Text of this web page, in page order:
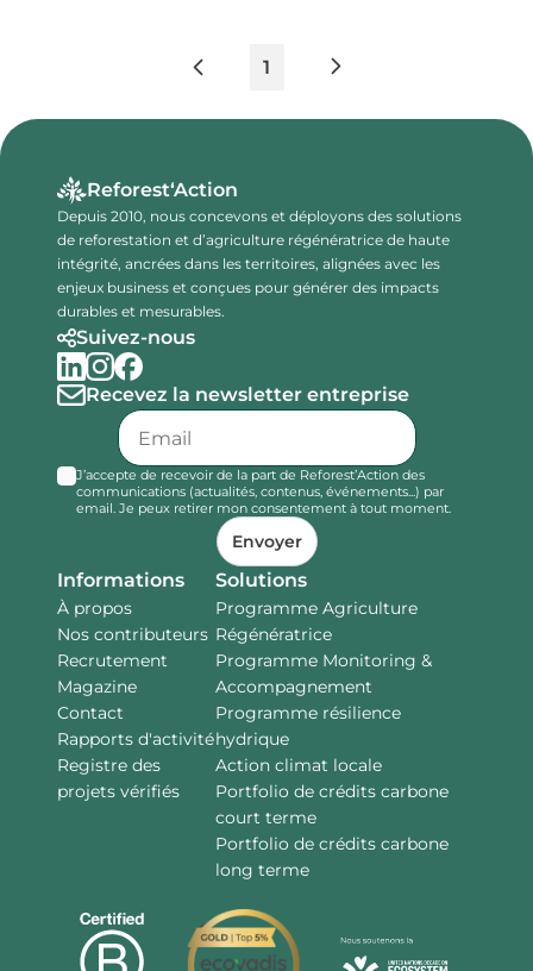
1
Reforest‘Action
Depuis 2010, nous concevons et déployons des solutions
de reforestation et d’agriculture régénératrice de haute
intégrité, ancrées dans les territoires, alignées avec les
enjeux business et conçues pour générer des impacts
durables et mesurables.
Suivez-nous
Recevez la newsletter entreprise
J’accepte de recevoir de la part de Reforest’Action des
communications (actualités, contenus, événements...) par
email. Je peux retirer mon consentement à tout moment.
Envoyer
Informations
À propos
Nos contributeurs
Recrutement
Magazine
Contact
Rapports d'activité
Registre des
projets vérifiés
Solutions
Programme Agriculture
Régénératrice
Programme Monitoring &
Accompagnement
Programme résilience
hydrique
Action climat locale
Portfolio de crédits carbone
court terme
Portfolio de crédits carbone
long terme